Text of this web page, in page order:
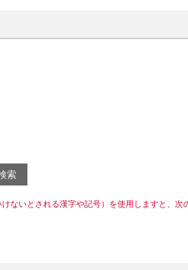
索
ないとされる漢字や記号）を使用しますと、次